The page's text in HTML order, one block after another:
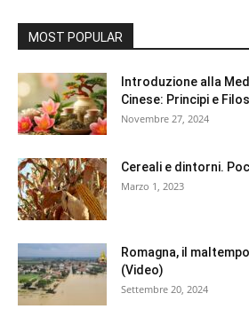
MOST POPULAR
Introduzione alla
Cinese: Principi e
Novembre 27, 2024
Cereali e dintorni.
Marzo 1, 2023
Romagna, il
(Video)
Settembre 20, 2024